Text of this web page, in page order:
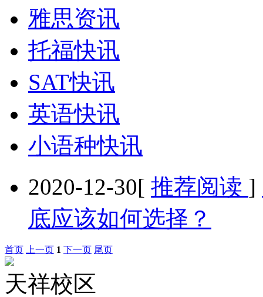
雅思资讯
托福快讯
SAT快讯
英语快讯
小语种快讯
2020-12-30[ 推荐阅读 ]
底应该如何选择？
首页 上一页 1 下一页 尾页
天祥校区